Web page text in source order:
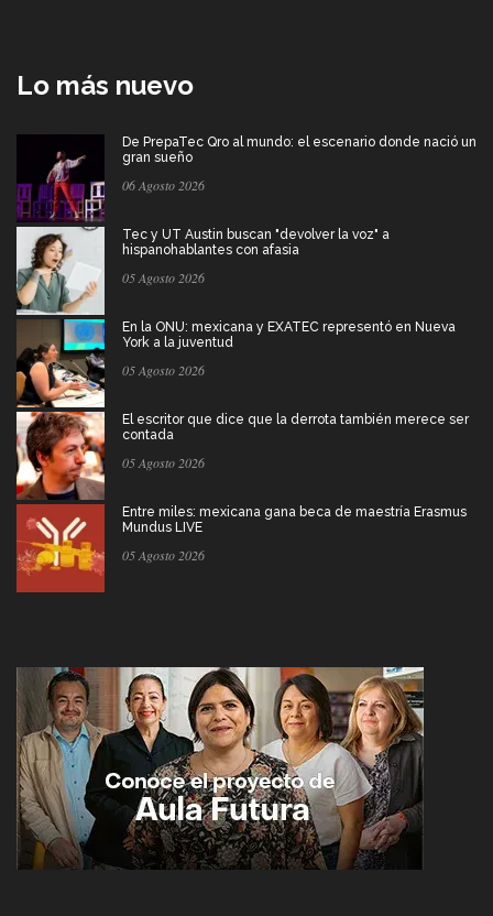
Lo más nuevo
De PrepaTec Qro al mundo: el escenario donde nació un
gran sueño
06 Agosto 2026
Tec y UT Austin buscan "devolver la voz" a
hispanohablantes con afasia
05 Agosto 2026
En la ONU: mexicana y EXATEC representó en Nueva
York a la juventud
05 Agosto 2026
El escritor que dice que la derrota también merece ser
contada
05 Agosto 2026
Entre miles: mexicana gana beca de maestría Erasmus
Mundus LIVE
05 Agosto 2026